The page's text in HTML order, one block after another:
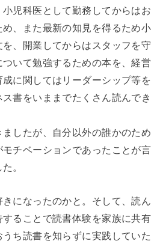
児科医として勤務してからはお
、また最新の知見を得るため小
、開業してからはスタッフを守
いて勉強するための本を、経営
に関してはリーダーシップ等を
書をいままでたくさん読んでき
したが、自分以外の誰かのため
チベーションであったことが言
。
になったのかと。そして、読ん
ることで読書体験を家族に共有
ち読書を知らずに実践していた